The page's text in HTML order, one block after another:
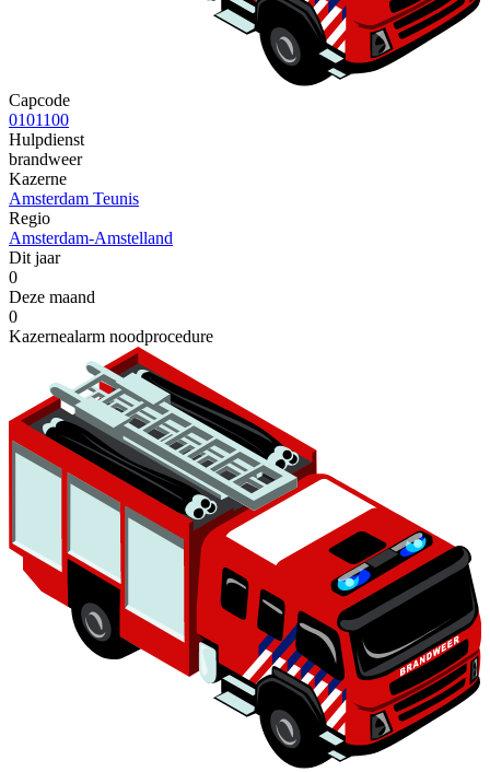
Capcode
0101100
Hulpdienst
brandweer
Kazerne
Amsterdam Teunis
Regio
Amsterdam-Amstelland
Dit jaar
0
Deze maand
0
Kazernealarm noodprocedure